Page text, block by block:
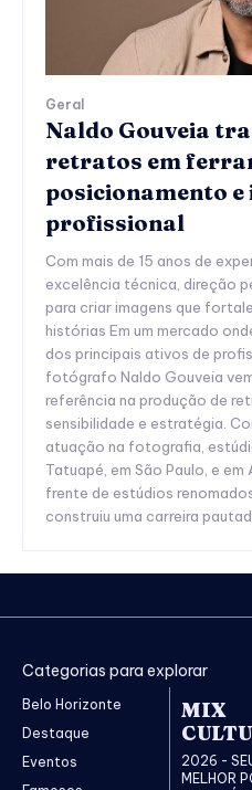
Geral
Naldo Gouveia
retratos em
posicionamento e
profissional
Com mais de 15 anos de
excelência técnica, direção
para criar imagens que
histórias Em um mercado
dos principais ativos de
fotógrafo Naldo Gouveia
referência na produção de
sensibilidade e estratégia.
atuação na fotografia,
Tatuapé, em São Paulo, e
frente de estúdios
construiu uma carreira
Categorias para explorar
Belo Horizonte
Destaque
Eventos
MIX
2026 -
MELHOR